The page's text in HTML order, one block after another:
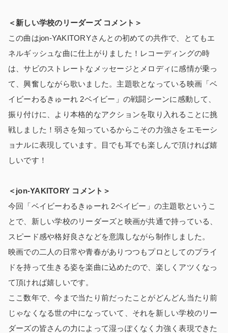
＜新しい学校のリーダーズ コメント＞
この曲はjon-YAKITORYさんとの初めての共作で、とてもエ
ネルギッシュな曲に仕上がりました！レコーディングの時
は、サビのストレートなメッセージとメロディに感情が乗っ
て、興奮しながら歌いました。主題歌となっている映画「ベ
イビーわるきゅーれ 2ベイビー」の戦闘シーンに感動して、
振り付けに、より本格的なアクションを取り入れることに挑
戦しました！弱さを知っているからこその力強さをエモーシ
ョナルに表現しています。目でも耳でも楽しんで頂ければ嬉
しいです！
＜jon-YAKITORY コメント＞
今回「ベイビーわるきゅーれ 2ベイビー」の主題歌というこ
とで、新しい学校のリーダーズと映画が共通で持っている、
スピード感や格好良さなどを意識しながら制作しました。
映画での二人の日常や青春がありつつもプロとしてのプライ
ドを持って生きる姿を楽曲に込めたので、楽しくアツくなっ
て頂ければ嬉しいです。
ここ数年で、今まで当たり前だったことがどんどん当たり前
じゃなくなる世の中になっていて、それを新しい学校のリー
ダーズの皆さんの力によって湿っぽくなく力強く表現できた